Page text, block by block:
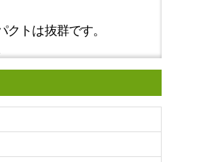
トは抜群です。